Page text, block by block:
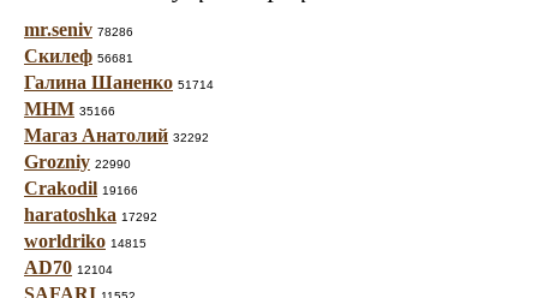
mr.seniv 78286
Скилеф 56681
Галина Шаненко 51714
МНМ 35166
Магаз Анатолий 32292
Grozniy 22990
Crakodil 19166
haratoshka 17292
worldriko 14815
AD70 12104
SAFARI